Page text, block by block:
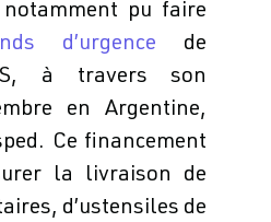
pu faire
d’urgence de
à travers son
en Argentine,
Ce financement
la livraison de
d’ustensiles de